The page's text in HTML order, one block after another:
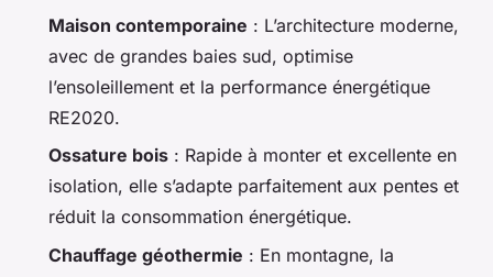
Maison contemporaine : L’architecture moderne,
avec de grandes baies sud, optimise
l’ensoleillement et la performance énergétique
RE2020.
Ossature bois : Rapide à monter et excellente en
isolation, elle s’adapte parfaitement aux pentes et
réduit la consommation énergétique.
Chauffage géothermie : En montagne, la